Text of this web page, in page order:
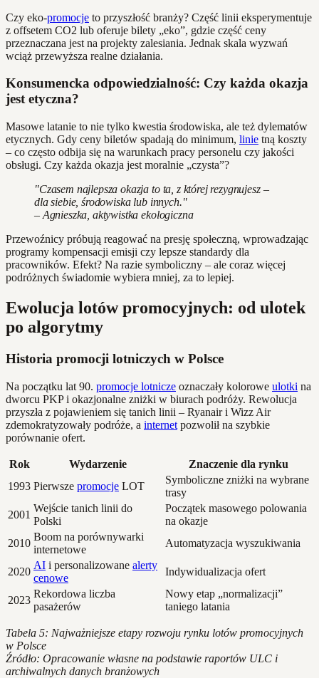
Czy eko-promocje to przyszłość branży? Część linii eksperymentuje
z offsetem CO2 lub oferuje bilety „eko”, gdzie część ceny
przeznaczana jest na projekty zalesiania. Jednak skala wyzwań
wciąż przewyższa realne działania.
Konsumencka odpowiedzialność: Czy każda okazja
jest etyczna?
Masowe latanie to nie tylko kwestia środowiska, ale też dylematów
etycznych. Gdy ceny biletów spadają do minimum, linie tną koszty
– co często odbija się na warunkach pracy personelu czy jakości
obsługi. Czy każda okazja jest moralnie „czysta”?
"Czasem najlepsza okazja to ta, z której rezygnujesz –
dla siebie, środowiska lub innych."
– Agnieszka, aktywistka ekologiczna
Przewoźnicy próbują reagować na presję społeczną, wprowadzając
programy kompensacji emisji czy lepsze standardy dla
pracowników. Efekt? Na razie symboliczny – ale coraz więcej
podróżnych świadomie wybiera mniej, za to lepiej.
Ewolucja lotów promocyjnych: od ulotek
po algorytmy
Historia promocji lotniczych w Polsce
Na początku lat 90. promocje lotnicze oznaczały kolorowe ulotki na
dworcu PKP i okazjonalne zniżki w biurach podróży. Rewolucja
przyszła z pojawieniem się tanich linii – Ryanair i Wizz Air
zdemokratyzowały podróże, a internet pozwolił na szybkie
porównanie ofert.
Rok Wydarzenie
Znaczenie dla rynku
1993 Pierwsze promocje LOT
Symboliczne zniżki na wybrane
trasy
2001
Wejście tanich linii do
Polski
Początek masowego polowania
na okazje
2010
Boom na porównywarki
internetowe
Automatyzacja wyszukiwania
2020
AI i personalizowane alerty
cenowe
Indywidualizacja ofert
2023
Rekordowa liczba
pasażerów
Nowy etap „normalizacji”
taniego latania
Tabela 5: Najważniejsze etapy rozwoju rynku lotów promocyjnych
w Polsce
Źródło: Opracowanie własne na podstawie raportów ULC i
archiwalnych danych branżowych